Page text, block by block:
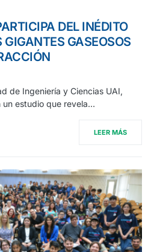
DEL INÉDITO
GIGANTES GASEOSOS
de Ingeniería y Ciencias UAI,
un estudio que revela…
LEER MÁS